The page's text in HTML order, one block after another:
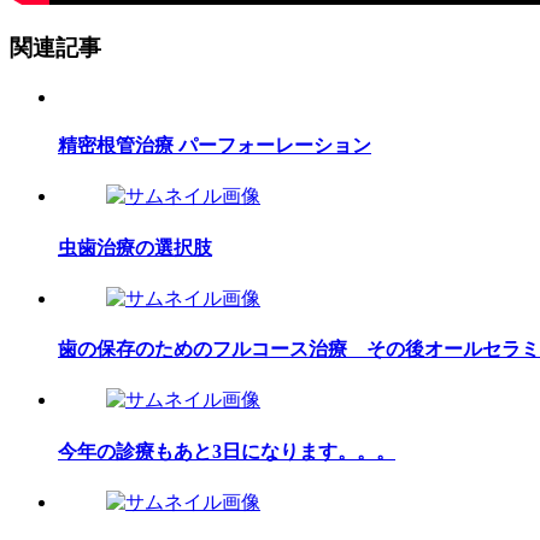
関連記事
精密根管治療 パーフォーレーション
虫歯治療の選択肢
歯の保存のためのフルコース治療 その後オールセラ
今年の診療もあと3日になります。。。